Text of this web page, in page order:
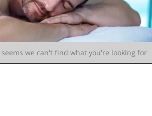
seems we can't find what you're looking for.